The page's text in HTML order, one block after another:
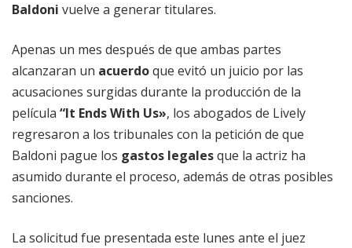
Baldoni vuelve a generar titulares.
Apenas un mes después de que ambas partes
alcanzaran un acuerdoque evitó un juicio por las
acusaciones surgidas durante la producción de la
película “It Ends With Us», los abogados de Lively
regresaron a los tribunales con la petición de que
Baldoni pague los gastos legalesque la actriz ha
asumido durante el proceso, además de otras posibles
sanciones.
La solicitud fue presentada este lunes ante el juez